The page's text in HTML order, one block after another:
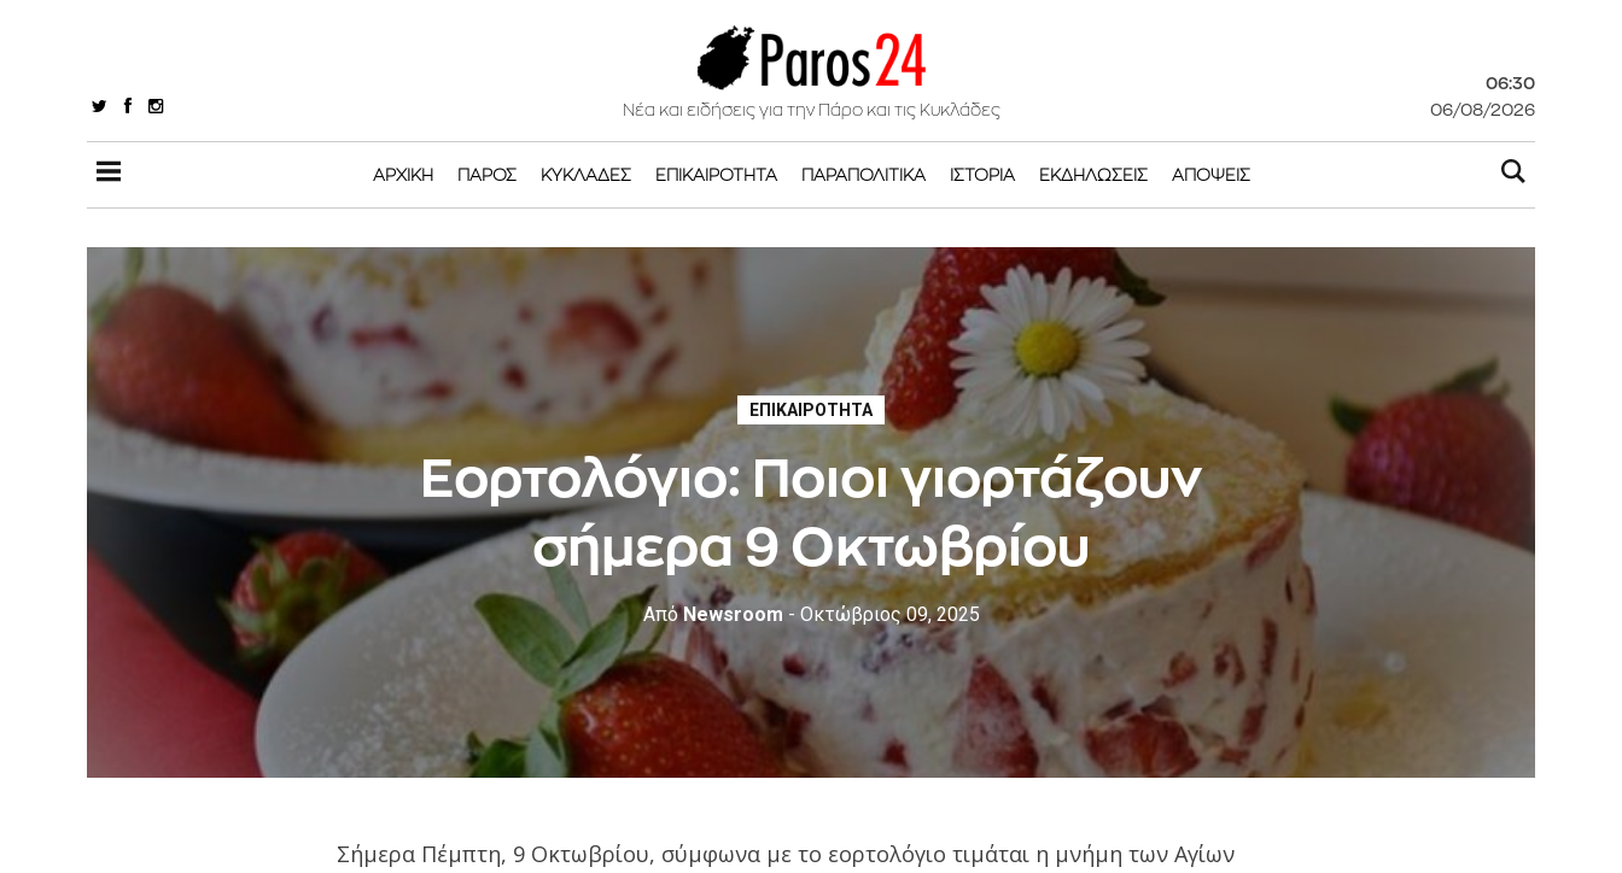
Νέα και ειδήσεις για την Πάρο και τις Κυκλάδες
06:30
06/08/2026
ΑΡΧΙΚΉ ΠΆΡΟΣ ΚΥΚΛΆΔΕΣ ΕΠΙΚΑΙΡΌΤΗΤΑ ΠΑΡΑΠΟΛΙΤΙΚΆ ΙΣΤΟΡΊΑ ΕΚΔΗΛΏΣΕΙΣ ΑΠΌΨΕΙΣ
ΕΠΙΚΑΙΡΌΤΗΤΑ
Εορτολόγιο: Ποιοι γιορτάζουν
σήμερα 9 Οκτωβρίου
ΑπόNewsroom - Οκτώβριος 09, 2025
Σήμερα Πέμπτη, 9 Οκτωβρίου, σύμφωνα με το εορτολόγιο τιμάται η μνήμη των Αγίων